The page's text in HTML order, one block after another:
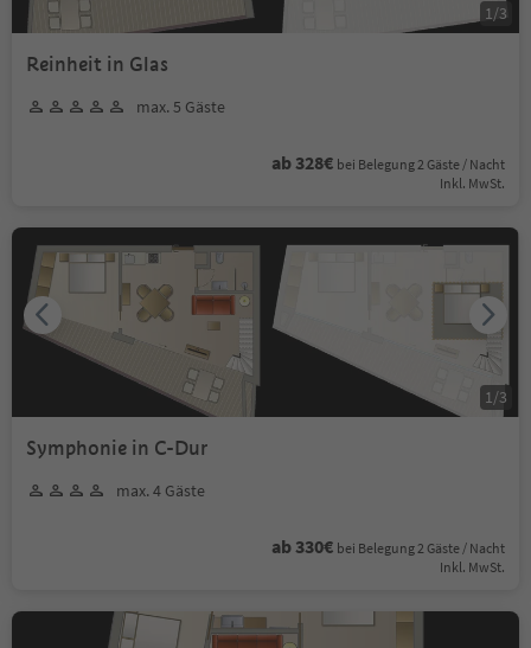
Reinheit in Glas
max. 5 Gäste
ab 328€ bei Belegung 2 Gäste / Nacht
Inkl. MwSt.
1 /3
Symphonie in C-Dur
max. 4 Gäste
ab 330€ bei Belegung 2 Gäste / Nacht
Inkl. MwSt.
1 /3